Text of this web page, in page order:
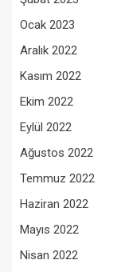
Ocak 2023
Aralık 2022
Kasım 2022
Ekim 2022
Eylül 2022
Ağustos 2022
Temmuz 2022
Haziran 2022
Mayıs 2022
Nisan 2022